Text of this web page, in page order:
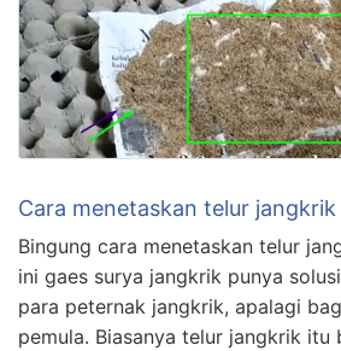
Cara menetaskan telur
Bingung cara menetaskan telur
ini gaes surya jangkrik punya
para peternak jangkrik, apalagi
pemula. Biasanya telur jangkrik itu